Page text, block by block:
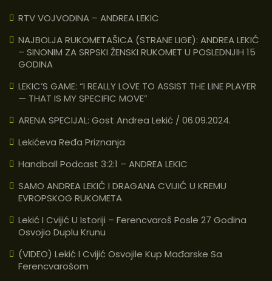
RTV VOJVODINA – ANDREA LEKIC
NAJBOLJA RUKOMETAŠICA (STRANE LIGE): ANDREA LEKIĆ
– SINONIM ZA SRPSKI ŽENSKI RUKOMET U POSLEDNJIH 15
GODINA
LEKIC’S GAME: “I REALLY LOVE TO ASSIST THE LINE PLAYER
— THAT IS MY SPECIFIC MOVE”
ARENA SPECIJAL: Gost Andrea Lekić / 06.09.2024.
Lekićeva Ređa Priznanja
Handball Podcast 3:2:1 – ANDREA LEKIC
SAMO ANDREA LEKIĆ I DRAGANA CVIJIĆ U KREMU
EVROPSKOG RUKOMETA
Lekić I Cvijić U Istoriji – Ferencvaroš Posle 27 Godina
Osvojio Duplu Krunu
(VIDEO) Lekić I Cvijić Osvojile Kup Mađarske Sa
Ferencvarošom